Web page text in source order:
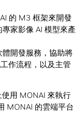
的 M3 框架來開發
家影像 AI 模型來產
開發服務，協助將
作流程，以及主管
用 MONAI 來執行
MONAI 的雲端平台